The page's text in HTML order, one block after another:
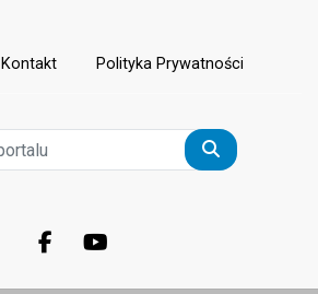
Kontakt Polityka Prywatności
Szukaj
Facebook.com
Youtube.com